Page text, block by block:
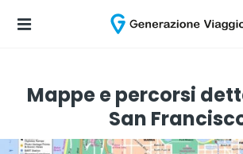
Mappe e percorsi
San